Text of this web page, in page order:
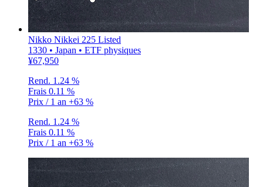
Nikko Nikkei 225 Listed
1330 • Japan • ETF physiques
¥67,950
Rend. 1.24 %
Frais 0.11 %
Prix / 1 an +63 %
Rend. 1.24 %
Frais 0.11 %
Prix / 1 an +63 %